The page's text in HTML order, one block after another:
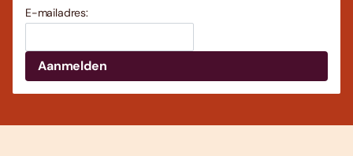
E-mailadres: